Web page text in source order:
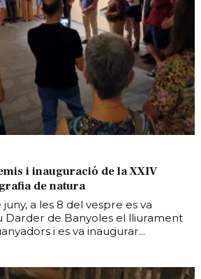
i inauguració de la XXIV
de natura
a les 8 del vespre es va
Darder de Banyoles el lliurament
i es va inaugurar...